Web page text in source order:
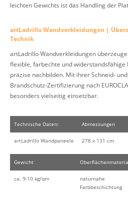
leichten Gewichts ist das Handling der
artLadrillo Wandverkleidungen |
Technik
artLadrillo Wandverkleidungen
flexible, farbechte und
präzise nachbilden. Mit ihrer Schneid-
Brandschutz-Zertifizierung nach
besonders vielseitig einsetzbar.
Technische Daten: Abmessungen
artLadrillo Wandpaneele 278 x 131 cm
Gewicht
ca. 9-10 kg/qm
naturnahe
Farbbeschichtung